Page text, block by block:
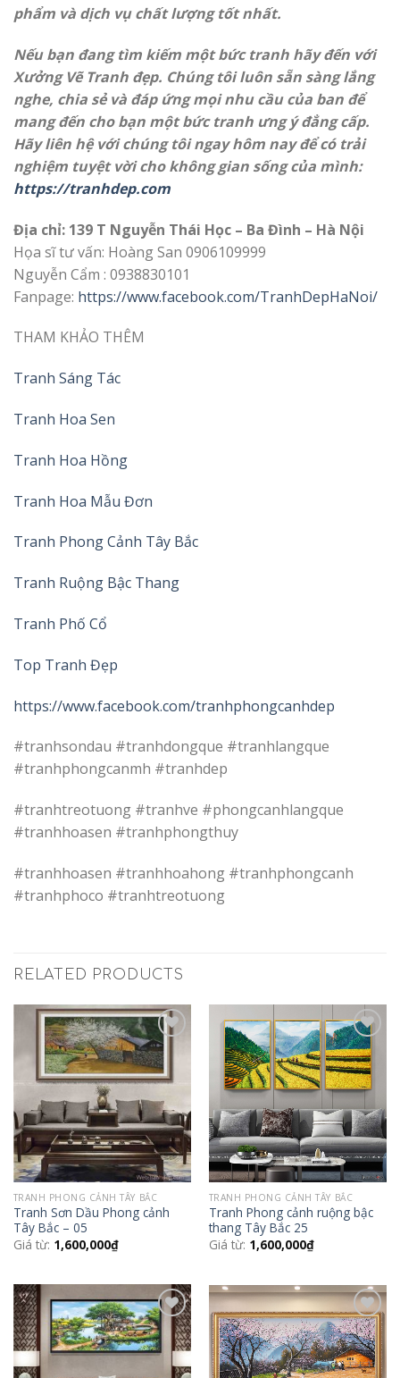
phẩm và dịch vụ chất lượng tốt nhất.
Nếu bạn đang tìm kiếm một bức tranh hãy đến với
Xưởng Vẽ Tranh đẹp. Chúng tôi luôn sẵn sàng lắng
nghe, chia sẻ và đáp ứng mọi nhu cầu của ban để
mang đến cho bạn một bức tranh ưng ý đẳng cấp.
Hãy liên hệ với chúng tôi ngay hôm nay để có trải
nghiệm tuyệt vời cho không gian sống của mình:
https://tranhdep.com
Địa chỉ: 139 T Nguyễn Thái Học – Ba Đình – Hà Nội
Họa sĩ tư vấn: Hoàng San 0906109999
Nguyễn Cẩm : 0938830101
Fanpage: https://www.facebook.com/TranhDepHaNoi/
THAM KHẢO THÊM
Tranh Sáng Tác
Tranh Hoa Sen
Tranh Hoa Hồng
Tranh Hoa Mẫu Đơn
Tranh Phong Cảnh Tây Bắc
Tranh Ruộng Bậc Thang
Tranh Phố Cổ
Top Tranh Đẹp
https://www.facebook.com/tranhphongcanhdep
#tranhsondau #tranhdongque #tranhlangque
#tranhphongcanmh #tranhdep
#tranhtreotuong #tranhve #phongcanhlangque
#tranhhoasen #tranhphongthuy
#tranhhoasen #tranhhoahong #tranhphongcanh
#tranhphoco #tranhtreotuong
RELATED PRODUCTS
Add to
Wishlist
TRANH PHONG CẢNH TÂY BẮC
Tranh Sơn Dầu Phong cảnh
Tây Bắc – 05
Giá từ: 1,600,000₫
Add to
Wishlist
TRANH PHONG CẢNH TÂY BẮC
Tranh Phong cảnh ruộng bậc
thang Tây Bắc 25
Giá từ: 1,600,000₫
Add to
Wishlist
Add to
Wishlist